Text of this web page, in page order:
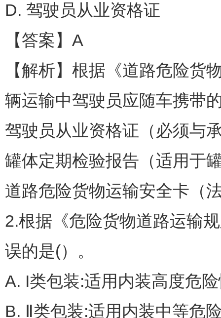
D. 驾驶员从业资格证
【答案】A
【解析】根据《道路危险货
辆运输中驾驶员应随车携带
驾驶员从业资格证（必须与
罐体定期检验报告（适用于
道路危险货物运输安全卡（
2.根据《危险货物道路运输
误的是(）。
A. I类包装:适用内装高度危
B. Ⅱ类包装:适用内装中等危